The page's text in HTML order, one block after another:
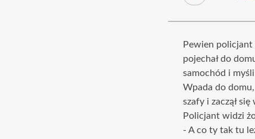
Pewien policjant
pojechał do
samochód i
Wpada do
szafy i zaczął
Policjant widzi
- A co ty tak tu